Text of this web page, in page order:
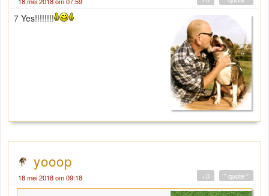
7 Yes!!!!!!!!
yooop
18 mei 2018 om 09:18 " quote "
+0